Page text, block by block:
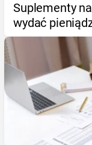
Suplementy
wydać